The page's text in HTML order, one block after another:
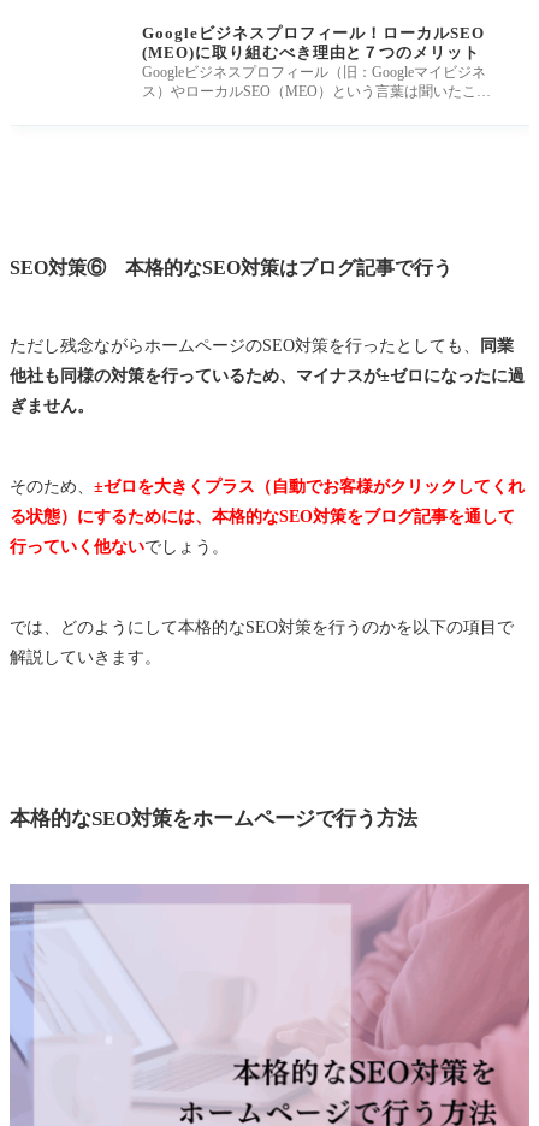
Googleビジネスプロフィール！ローカルSEO
(MEO)に取り組むべき理由と７つのメリット
Googleビジネスプロフィール（旧：Googleマイビジネ
ス）やローカルSEO（MEO）という言葉は聞いたこと
SEO対策⑥ 本格的なSEO対策はブログ記事で行う
ただし残念ながらホームページのSEO対策を行ったとしても、
同業
他社も同様の対策を行っているため、マイナスが±ゼロになったに過
ぎません。
そのため、 ±ゼロを大きくプラス（自動でお客様がクリックしてくれ
る状態）にするためには、本格的なSEO対策をブログ記事を通して
行っていく他ないでしょう。
では、どのようにして本格的なSEO対策を行うのかを以下の項目で
解説していきます。
本格的なSEO対策をホームページで行う方法